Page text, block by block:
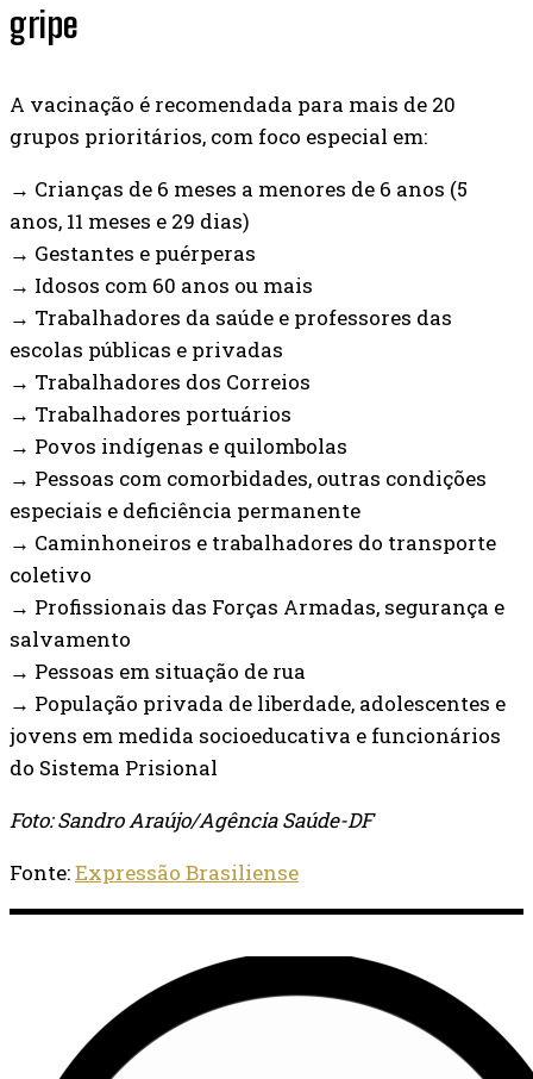
gripe
A vacinação é recomendada para mais de 20
grupos prioritários, com foco especial em:
→ Crianças de 6 meses a menores de 6 anos (5
anos, 11 meses e 29 dias)
→ Gestantes e puérperas
→ Idosos com 60 anos ou mais
→ Trabalhadores da saúde e professores das
escolas públicas e privadas
→ Trabalhadores dos Correios
→ Trabalhadores portuários
→ Povos indígenas e quilombolas
→ Pessoas com comorbidades, outras condições
especiais e deficiência permanente
→ Caminhoneiros e trabalhadores do transporte
coletivo
→ Profissionais das Forças Armadas, segurança e
salvamento
→ Pessoas em situação de rua
→ População privada de liberdade, adolescentes e
jovens em medida socioeducativa e funcionários
do Sistema Prisional
Foto: Sandro Araújo/Agência Saúde-DF
Fonte:Expressão Brasiliense